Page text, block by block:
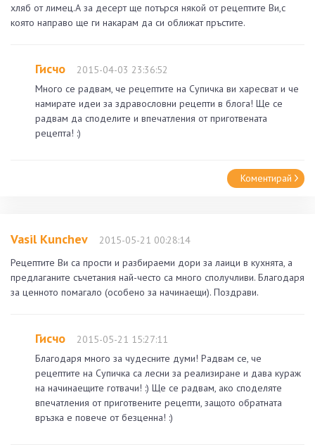
хляб от лимец.А за десерт ще потърся някой от рецептите Ви,с
която направо ще ги накарам да си оближат пръстите.
Гисчо
2015-04-03 23:36:52
Много се радвам, че рецептите на Супичка ви харесват и че
намирате идеи за здравословни рецепти в блога! Ще се
радвам да споделите и впечатления от приготвената
рецепта! :)
Коментирай
Vasil Kunchev
2015-05-21 00:28:14
Рецептите Ви са прости и разбираеми дори за лаици в кухнята, а
предлаганите съчетания най-често са много сполучливи. Благодаря
за ценното помагало (особено за начинаещи). Поздрави.
Гисчо
2015-05-21 15:27:11
Благодаря много за чудесните думи! Радвам се, че
рецептите на Супичка са лесни за реализиране и дава кураж
на начинаещите готвачи! :) Ще се радвам, ако споделяте
впечатления от приготвените рецепти, защото обратната
връзка е повече от безценна! :)